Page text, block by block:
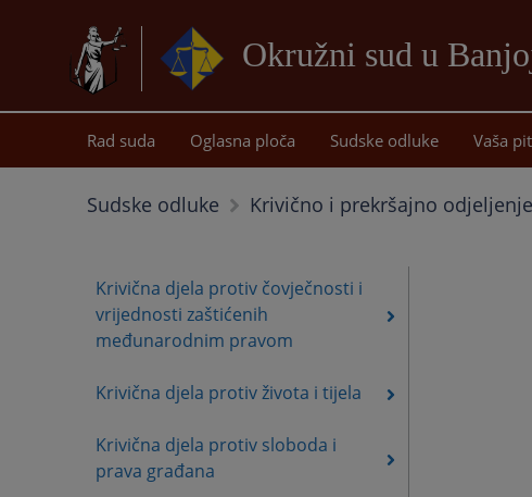
Okružni sud u
Rad suda Oglasna ploča Sudske odluke Vaša
Sudske odluke Krivično i prekršajno odjeljenje
Krivična djela protiv čovječnosti i
vrijednosti zaštićenih
međunarodnim pravom
Krivična djela protiv života i tijela
Krivična djela protiv sloboda i
prava građana